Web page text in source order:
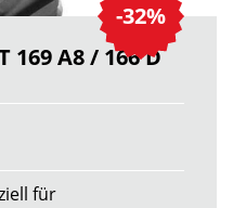
-32%
169 A8 / 166 D
für